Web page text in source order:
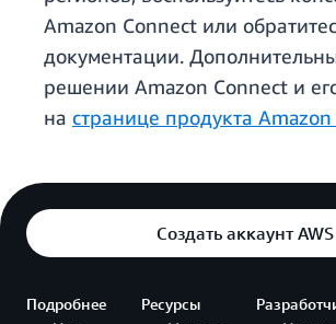
Amazon Connect или
документации.
решении Amazon Connect и
на странице продукта
Создать аккаунт AWS
Подробнее Ресурсы